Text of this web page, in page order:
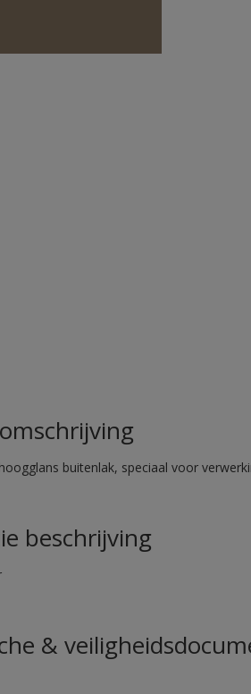
buitenlak, speciaal voor
beschrijving
&